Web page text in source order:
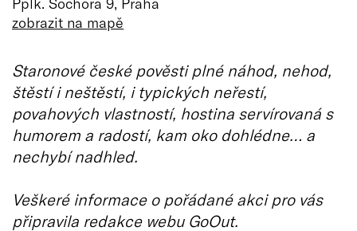
zobrazit na mapě
Staronové české pověsti plné náhod, nehod,
štěstí i neštěstí, i typických neřestí,
povahových vlastností, hostina servírovaná s
humorem a radostí, kam oko dohlédne… a
nechybí nadhled.
Veškeré informace o pořádané akci pro vás
připravila redakce webu GoOut.